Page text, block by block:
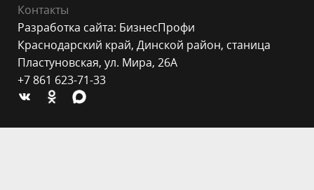
Контакты
Разработка сайта: БизнесПрофи
Краснодарский край, Динской район, станица
Пластуновская, ул. Мира, 26А
+7 861 623-71-33